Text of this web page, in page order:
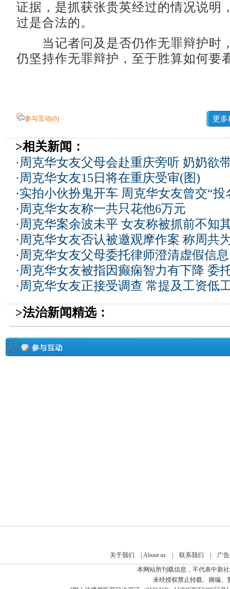
证据，是抓获张贵英经过的情况说明
过是合法的。
当记者问及是否仍作无罪辩护时
仍坚持作无罪辩护，至于胜算如何要
参与互动(0) 更多
>相关新闻：
·周克华女友父母会赴重庆旁听 奶奶欲
·周克华女友15日将在重庆受审(图)
·实拍小伙扮鬼开车 周克华女友曾交“投
·周克华女友称一共只花他6万元
·周克华案余波未平 女友称被抓前不知
·周克华女友否认被邀观摩作案 称周共
·周克华女友父母委托律师澄清虚假信
·周克华女友被指因癫痫智力有下降 委
·周克华女友正接受调查 常提及工资低
>法治新闻精选：
关于我们 About us| 联系我们
广
本网站所刊载信息，不代表中新
未经授权禁止转载、摘编、